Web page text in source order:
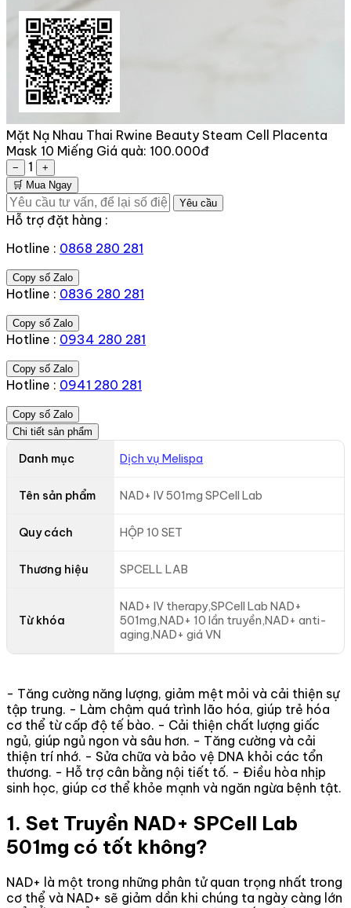
Mặt Nạ Nhau Thai Rwine Beauty Steam Cell Placenta
Mask 10 Miếng Giá quà: 100.000đ
− 1
+
🛒 Mua Ngay
Yêu cầu
Hỗ trợ đặt hàng :
Hotline : 0868 280 281
Copy số Zalo
Hotline : 0836 280 281
Copy số Zalo
Hotline : 0934 280 281
Copy số Zalo
Hotline : 0941 280 281
Copy số Zalo
Chi tiết sản phẩm
Danh mục Dịch vụ Melispa
Tên sản phẩm NAD+ IV 501mg SPCell Lab
Quy cách HỘP 10 SET
Thương hiệu SPCELL LAB
Từ khóa
NAD+ IV therapy,SPCell Lab NAD+
501mg,NAD+ 10 lần truyền,NAD+ anti-
aging,NAD+ giá VN
- Tăng cường năng lượng, giảm mệt mỏi và cải thiện sự
tập trung. - Làm chậm quá trình lão hóa, giúp trẻ hóa
cơ thể từ cấp độ tế bào. - Cải thiện chất lượng giấc
ngủ, giúp ngủ ngon và sâu hơn. - Tăng cường và cải
thiện trí nhớ. - Sửa chữa và bảo vệ DNA khỏi các tổn
thương. - Hỗ trợ cân bằng nội tiết tố. - Điều hòa nhịp
sinh học, giúp cơ thể khỏe mạnh và ngăn ngừa bệnh tật.
1. Set Truyền NAD+ SPCell Lab
501mg có tốt không?
NAD+ là một trong những phân tử quan trọng nhất trong
cơ thể và NAD+ sẽ giảm dần khi chúng ta ngày càng lớn